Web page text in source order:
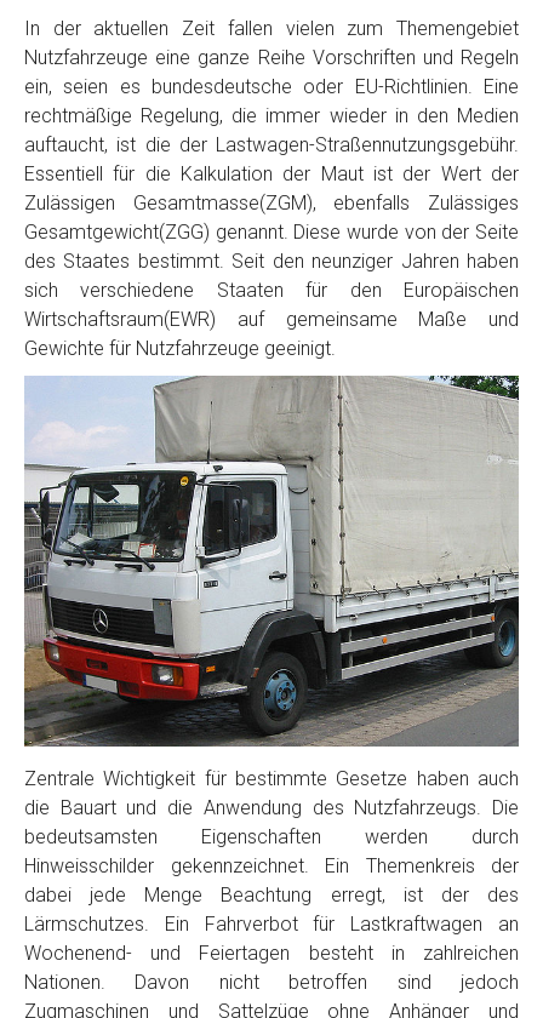
In der aktuellen Zeit fallen vielen zum Themengebiet
Nutzfahrzeuge eine ganze Reihe Vorschriften und Regeln
ein, seien es bundesdeutsche oder EU-Richtlinien. Eine
rechtmäßige Regelung, die immer wieder in den Medien
auftaucht, ist die der Lastwagen-Straßennutzungsgebühr.
Essentiell für die Kalkulation der Maut ist der Wert der
Zulässigen Gesamtmasse(ZGM), ebenfalls Zulässiges
Gesamtgewicht(ZGG) genannt. Diese wurde von der Seite
des Staates bestimmt. Seit den neunziger Jahren haben
sich verschiedene Staaten für den Europäischen
Wirtschaftsraum(EWR) auf gemeinsame Maße und
Gewichte für Nutzfahrzeuge geeinigt.
Zentrale Wichtigkeit für bestimmte Gesetze haben auch
die Bauart und die Anwendung des Nutzfahrzeugs. Die
bedeutsamsten Eigenschaften werden durch
Hinweisschilder gekennzeichnet. Ein Themenkreis der
dabei jede Menge Beachtung erregt, ist der des
Lärmschutzes. Ein Fahrverbot für Lastkraftwagen an
Wochenend- und Feiertagen besteht in zahlreichen
Nationen. Davon nicht betroffen sind jedoch
Zugmaschinen und Sattelzüge ohne Anhänger und